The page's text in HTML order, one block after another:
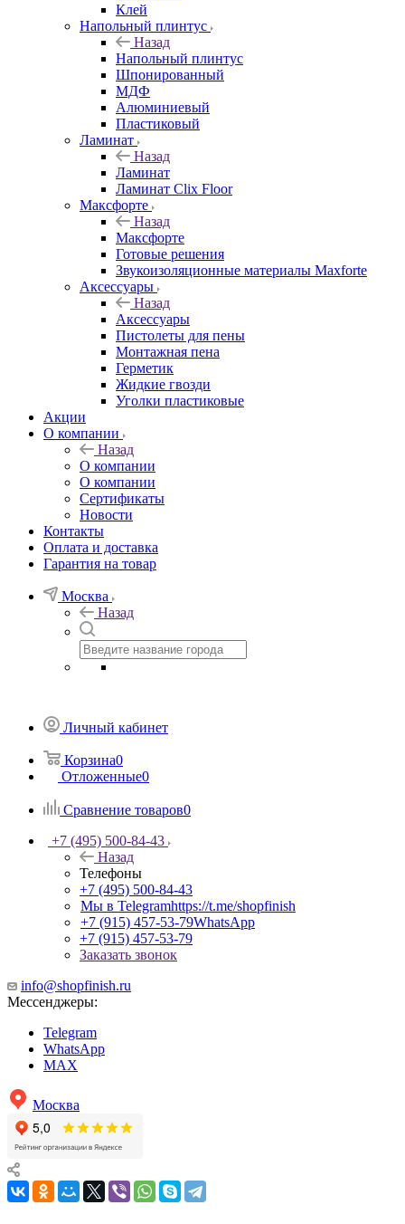
Клей
Напольный плинтус
Назад
Напольный плинтус
Шпонированный
МДФ
Алюминиевый
Пластиковый
Ламинат
Назад
Ламинат
Ламинат Clix Floor
Максфорте
Назад
Максфорте
Готовые решения
Звукоизоляционные материалы Maxforte
Аксессуары
Назад
Аксессуары
Пистолеты для пены
Монтажная пена
Герметик
Жидкие гвозди
Уголки пластиковые
Акции
О компании
Назад
О компании
О компании
Сертификаты
Новости
Контакты
Оплата и доставка
Гарантия на товар
Москва
Назад
Личный кабинет
Корзина0
Отложенные0
Сравнение товаров0
+7 (495) 500-84-43
Назад
Телефоны
+7 (495) 500-84-43
Мы в Telegramhttps://t.me/shopfinish
+7 (915) 457-53-79WhatsApp
+7 (915) 457-53-79
Заказать звонок
info@shopfinish.ru
Мессенджеры:
Telegram
WhatsApp
MAX
Москва